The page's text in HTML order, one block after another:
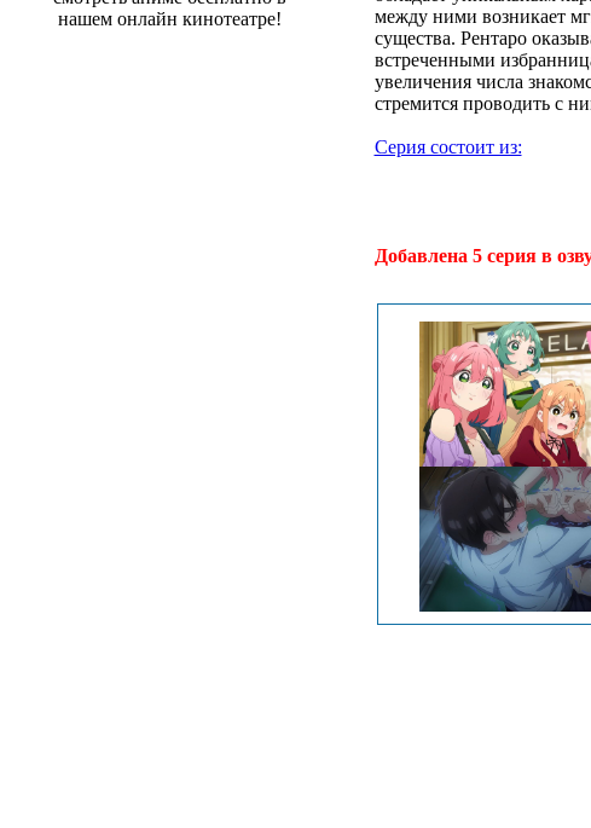
нашем онлайн кинотеатре!
между ними возникает
существа. Рентаро
встреченными
увеличения числа
стремится проводить с
Серия состоит из:
Добавлена 5 серия в